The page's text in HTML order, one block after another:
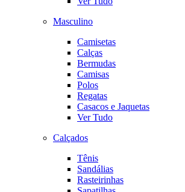
Masculino
Camisetas
Calças
Bermudas
Camisas
Polos
Regatas
Casacos e Jaquetas
Ver Tudo
Calçados
Tênis
Sandálias
Rasteirinhas